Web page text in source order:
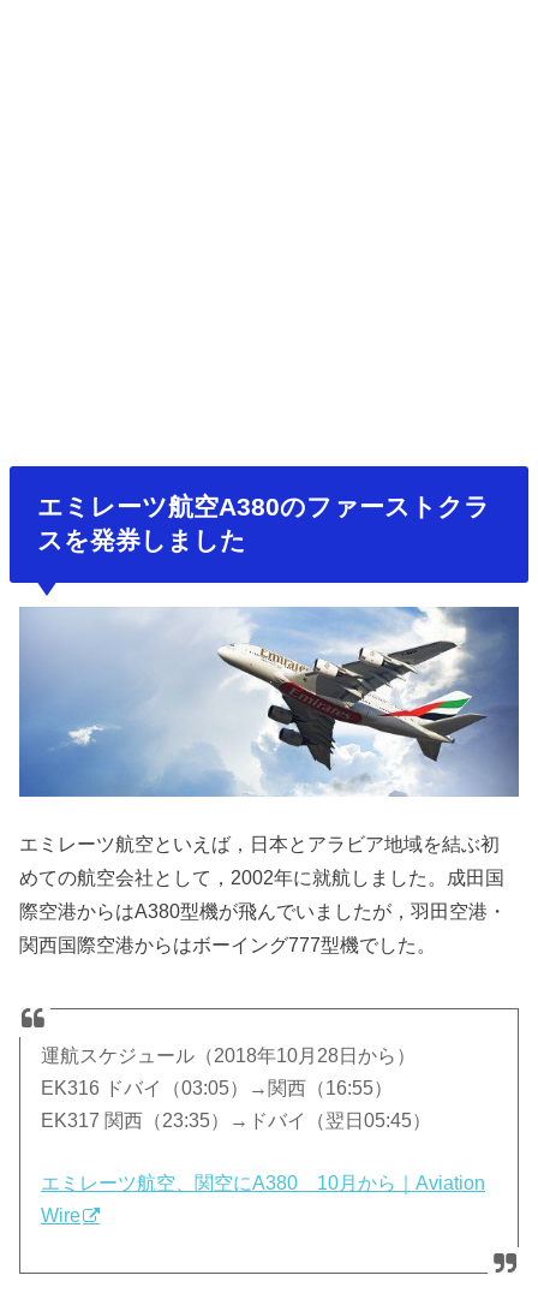
エミレーツ航空A380のファーストクラ
スを発券しました
エミレーツ航空といえば，日本とアラビア地域を結ぶ初
めての航空会社として，2002年に就航しました。成田国
際空港からはA380型機が飛んでいましたが，羽田空港・
関西国際空港からはボーイング777型機でした。
運航スケジュール（2018年10月28日から）
EK316 ドバイ（03:05）→関西（16:55）
EK317 関西（23:35）→ドバイ（翌日05:45）
エミレーツ航空、関空にA380 10月から｜Aviation
Wire